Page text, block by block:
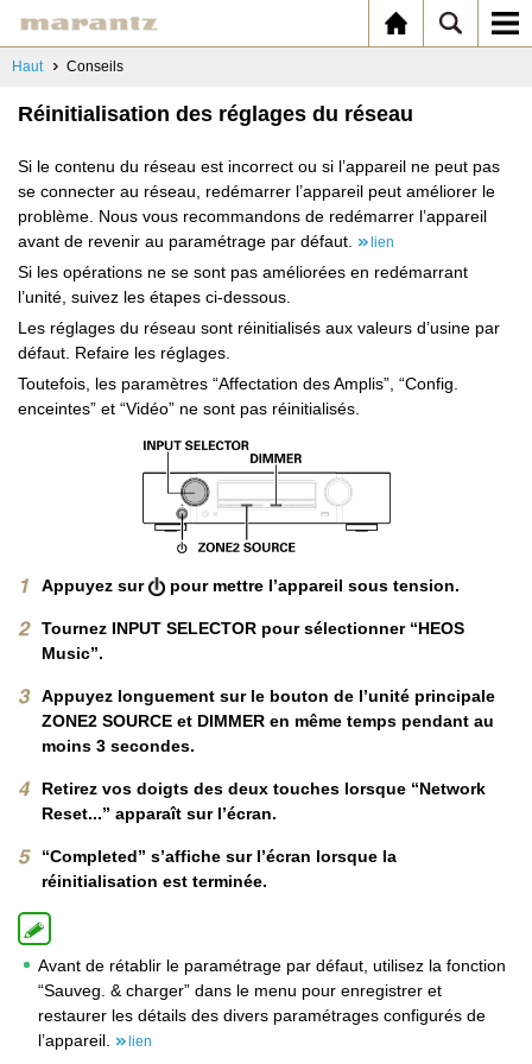
Haut Conseils
Réinitialisation des réglages du réseau
Si le contenu du réseau est incorrect ou si l’appareil ne peut pas
se connecter au réseau, redémarrer l’appareil peut améliorer le
problème. Nous vous recommandons de redémarrer l’appareil
avant de revenir au paramétrage par défaut.
lien
Si les opérations ne se sont pas améliorées en redémarrant
l’unité, suivez les étapes ci-dessous.
Les réglages du réseau sont réinitialisés aux valeurs d’usine par
défaut. Refaire les réglages.
Toutefois, les paramètres “Affectation des Amplis”, “Config.
enceintes” et “Vidéo” ne sont pas réinitialisés.
Appuyez sur pour mettre l’appareil sous tension.
Tournez INPUT SELECTOR pour sélectionner “HEOS
Music”.
Appuyez longuement sur le bouton de l’unité principale
ZONE2 SOURCE et DIMMER en même temps pendant au
moins 3 secondes.
Retirez vos doigts des deux touches lorsque “Network
Reset...” apparaît sur l’écran.
“Completed” s’affiche sur l’écran lorsque la
réinitialisation est terminée.
Avant de rétablir le paramétrage par défaut, utilisez la fonction
“Sauveg. & charger” dans le menu pour enregistrer et
restaurer les détails des divers paramétrages configurés de
l’appareil.
lien